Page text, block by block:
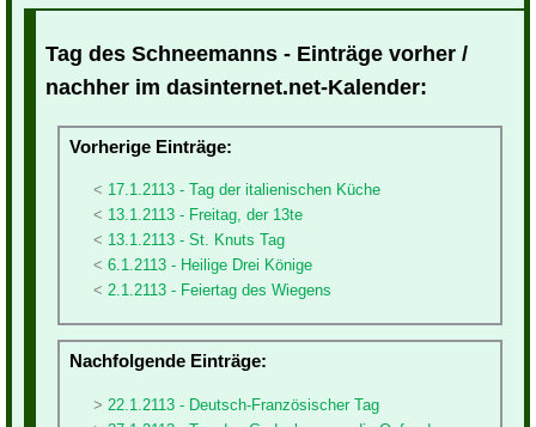
Tag des Schneemanns - Einträge vorher /
nachher im dasinternet.net-Kalender:
Vorherige Einträge:
17.1.2113 - Tag der italienischen Küche
13.1.2113 - Freitag, der 13te
13.1.2113 - St. Knuts Tag
6.1.2113 - Heilige Drei Könige
2.1.2113 - Feiertag des Wiegens
Nachfolgende Einträge:
22.1.2113 - Deutsch-Französischer Tag